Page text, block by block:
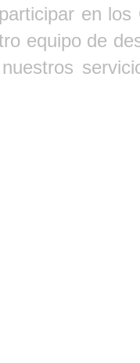
en
equipo de